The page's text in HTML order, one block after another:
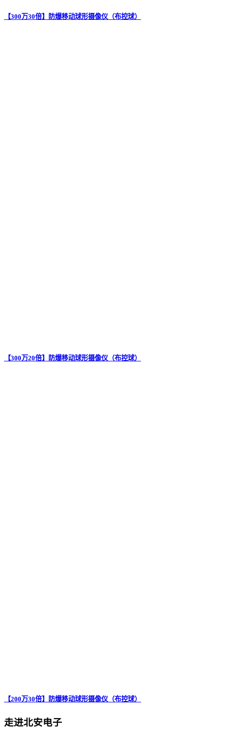
【300万30倍】防爆移动球形摄像仪（布控球）
【300万20倍】防爆移动球形摄像仪（布控球）
【200万30倍】防爆移动球形摄像仪（布控球）
走进北安电子